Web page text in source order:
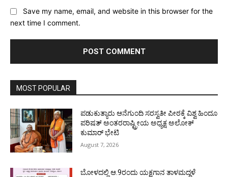
Save my name, email, and website in this browser for the
next time I comment.
MOST POPULAR
ಪಡುಕುತ್ಯಾರು ಆನೆಗುಂದಿ ಸರಸ್ವತೀ ಪೀಠಕ್ಕೆ ವಿಶ್ವ ಹಿಂದೂ
ಪರಿಷತ್ ಅಂತರರಾಷ್ಟ್ರೀಯ ಅಧ್ಯಕ್ಷ ಅಲೋಕ್
ಕುಮಾರ್ ಭೇಟಿ
August 7, 2026
ಬೋಳದಲ್ಲಿ ಆ.9ರಂದು ಯಕ್ಷಗಾನ ತಾಳಮದ್ದಳೆ